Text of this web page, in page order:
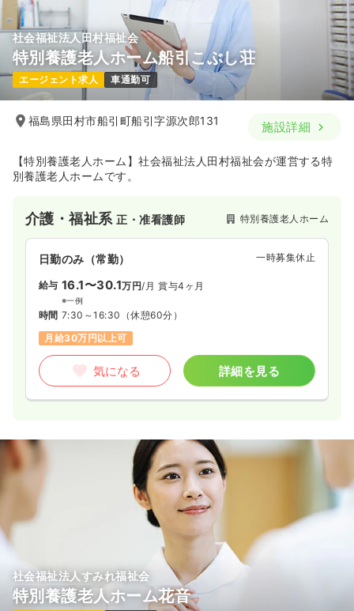
社会福祉法人田村福祉会
特別養護老人ホーム船引こぶし荘
エージェント求人 車通勤可
福島県田村市船引町船引字源次郎131 施設詳細
【特別養護老人ホーム】社会福祉法人田村福祉会が運営する特
別養護老人ホームです。
介護・福祉系正・准看護師 特別養護老人ホーム
日勤のみ（常勤） 一時募集休止
給与 16.1〜30.1万円/月 賞与4ヶ月
※一例
時間 7:30～16:30 （休憩60分）
月給30万円以上可
気になる 詳細を見る
社会福祉法人すみれ福祉会
特別養護老人ホーム花音